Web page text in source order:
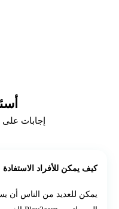
إجابات على
كيف يمكن للأفراد الاستفادة من الويب 3.0
يمكن للعديد من الناس أن